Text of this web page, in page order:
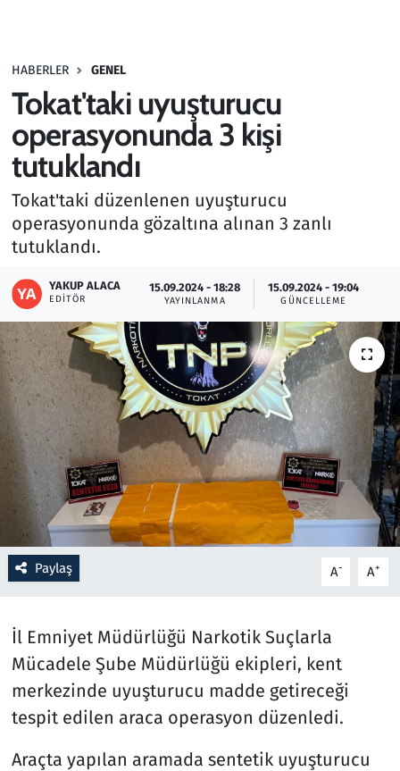
HABERLER GENEL
Tokat'taki uyuşturucu
operasyonunda 3 kişi
tutuklandı
Tokat'taki düzenlenen uyuşturucu
operasyonunda gözaltına alınan 3 zanlı
tutuklandı.
YAKUP ALACA
EDITÖR
15.09.2024 - 18:28
YAYINLANMA
15.09.2024 - 19:04
GÜNCELLEME
Paylaş A- A+
İl Emniyet Müdürlüğü Narkotik Suçlarla
Mücadele Şube Müdürlüğü ekipleri, kent
merkezinde uyuşturucu madde getireceği
tespit edilen araca operasyon düzenledi.
Araçta yapılan aramada sentetik uyuşturucu
Haber
Kurumsal Haberler
Lezzet Durağı
Memur ve Kamu
Otomobil
Oyun
Ramazan
Resmi İlanlar
Rüya Tabirleri
Sağlık
Savunma Sanayi
Spor
Teknoloji ve Bilim
Televizyon